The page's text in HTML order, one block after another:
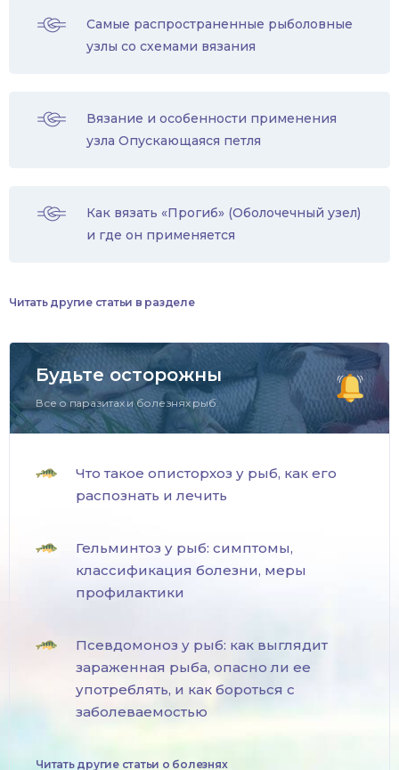
Самые распространенные рыболовные
узлы со схемами вязания
Вязание и особенности применения
узла Опускающаяся петля
Как вязать «Прогиб» (Оболочечный узел)
и где он применяется
Читать другие статьи в разделе
Будьте осторожны
Все о паразитах и болезнях рыб.
Что такое описторхоз у рыб, как его
распознать и лечить
Гельминтоз у рыб: симптомы,
классификация болезни, меры
профилактики
Псевдомоноз у рыб: как выглядит
зараженная рыба, опасно ли ее
употреблять, и как бороться с
заболеваемостью
Читать другие статьи о болезнях